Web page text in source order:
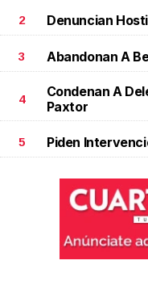
2 Denuncian
3 Abandonan A
4
Condenan A
Paxtor
5 Piden